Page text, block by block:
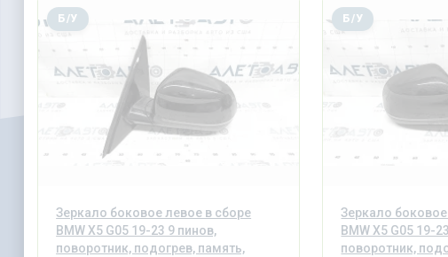
Зеркало боковое левое в сборе
BMW X5 G05 19-23 9 пинов,
поворотник, подогрев, память,
Б/У
Зеркало
BMW X5 G05 19-
поворотник,
Б/У